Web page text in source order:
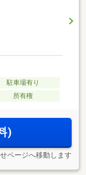
駐車場有り
所有権
)
ページへ移動します